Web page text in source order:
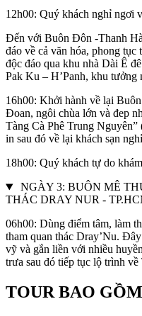
12h00: Quý khách nghỉ ngơi
Đến với Buôn Đôn -Thanh
đáo về cả văn hóa, phong
độc đáo qua khu nhà Dài Ê
Pak Ku – H’Panh, khu
16h00: Khởi hành về lại
Đoan, ngôi chùa lớn và đep
Tàng Cà Phê Trung
in sau đó về lại khách sạn
18h00: Quý khách tự do
NGÀY 3: BUÔN MÊ
THÁC DRAY NUR -
06h00: Dùng điểm tâm, làm
tham quan thác Dray’Nu.
vỹ và gắn liền với nhiều
trưa sau đó tiếp tục lộ trình
TOUR BAO GỒM